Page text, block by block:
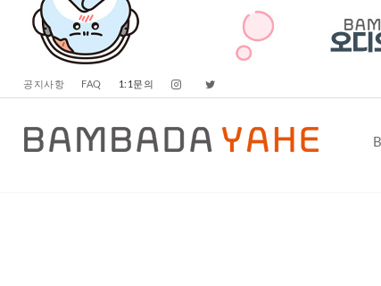
공지사항 FAQ 1:1문의